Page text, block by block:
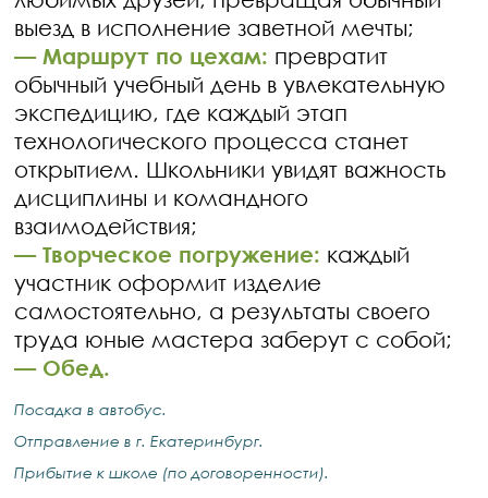
выезд в исполнение заветной мечты;
— Маршрут по цехам: превратит
обычный учебный день в увлекательную
экспедицию, где каждый этап
технологического процесса станет
открытием. Школьники увидят важность
дисциплины и командного
взаимодействия;
— Творческое погружение: каждый
участник оформит изделие
самостоятельно, а результаты своего
труда юные мастера заберут с собой;
— Обед.
Посадка в автобус.
Отправление в г. Екатеринбург.
Прибытие к школе (по договоренности).